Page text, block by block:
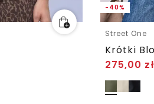
-40%
Street One
Krótki
275,00